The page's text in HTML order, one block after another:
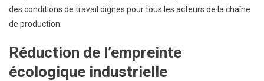
des conditions de travail dignes pour tous les acteurs de la chaîne
de production.
Réduction de l’empreinte
écologique industrielle